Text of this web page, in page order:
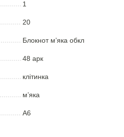
1
20
Блокнот м’яка обкл
48 арк
клітинка
м’яка
А6